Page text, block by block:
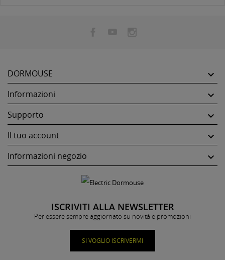
DORMOUSE 
Informazioni 
Supporto 
Il tuo account 
Informazioni negozio 
ISCRIVITI ALLA NEWSLETTER
Per essere sempre aggiornato su novità e promozioni
SI VOGLIO ISCRIVERMI